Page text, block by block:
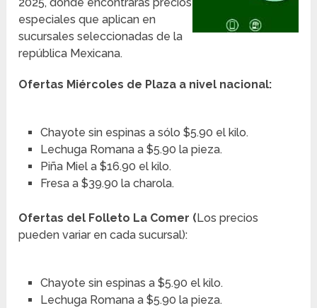
especiales que aplican en
sucursales seleccionadas de la
república Mexicana.
Ofertas Miércoles de Plaza a nivel nacional:
Chayote sin espinas a sólo $5.90 el kilo.
Lechuga Romana a $5.90 la pieza.
Piña Miel a $16.90 el kilo.
Fresa a $39.90 la charola.
Ofertas del Folleto La Comer ( Los precios
pueden variar en cada sucursal):
Chayote sin espinas a $5.90 el kilo.
Lechuga Romana a $5.90 la pieza.